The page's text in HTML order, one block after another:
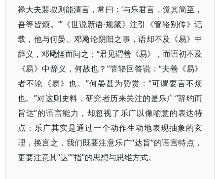
禄大夫裴叔则能清言，常曰：‘与乐君言，觉其简至，
吾等皆烦。’”《世说新语·规箴》注引《管辂别传》记
载，他与何晏、邓飏论阴阳之事，语却不及《易》中
辞义，邓飏怪而问之：“君见谓善《易》，而语初不及
《易》中辞义，何故也？”管辂回答说：“夫善《易》
者不论《易》也。”何晏甚为赞赏：“可谓要言不烦
也。”对这则史料，研究者历来关注的是乐广“辞约而
旨达”的语言能力，却忽视了乐广以像喻意的表达特
点：乐广其实是通过一个动作生动地表现抽象的玄
理，换言之，我们既要注意乐广“达旨”的语言特点，
更要注意其“达”“指”的思想与思维方式。